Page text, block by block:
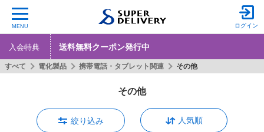
MENU ログイン
入会特典 送料無料クーポン発行中
その他
すべて 電化製品 携帯電話・タブレット関連 その他
絞り込み 人気順